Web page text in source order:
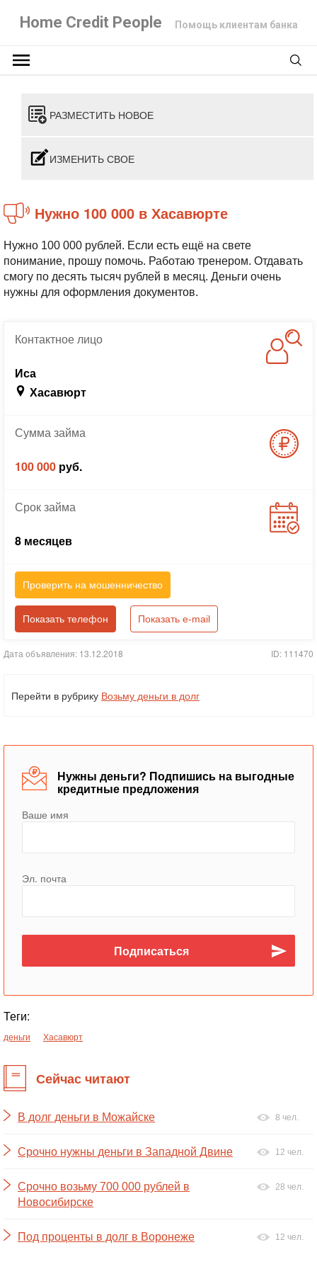
Home Credit People Помощь клиентам банка
РАЗМЕСТИТЬ НОВОЕ
ИЗМЕНИТЬ СВОЕ
Нужно 100 000 в Хасавюрте
Нужно 100 000 рублей. Если есть ещё на свете
понимание, прошу помочь. Работаю тренером. Отдавать
смогу по десять тысяч рублей в месяц. Деньги очень
нужны для оформления документов.
Контактноелицо
Иса
Хасавюрт
Суммазайма
100 000 руб.
Срокзайма
8 месяцев
Проверить на мошенничество
Показать телефон Показать e-mail
Дата объявления: 13.12.2018 ID: 111470
Перейти в рубрику Возьму деньги в долг
Нужны деньги? Подпишись на выгодные
кредитные предложения
Ваше имя
Эл. почта
Теги:
деньги Хасавюрт
Сейчас читают
В долг деньги в Можайске 8 чел.
Срочно нужны деньги в Западной Двине 12 чел.
Срочно возьму 700 000 рублей в
Новосибирске
28 чел.
Под проценты в долг в Воронеже 12 чел.